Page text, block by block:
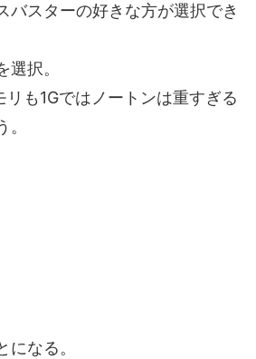
バスターの好きな方が選択でき
選択。
も1Gではノートンは重すぎる
になる。